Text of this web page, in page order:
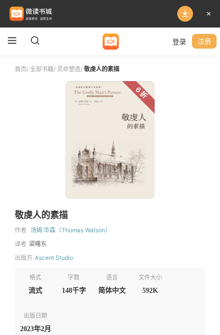
登录 注册
首页/ 全部书籍/ 灵命塑造/ 敬虔人的素描
6 折
敬虔人的素描
作者 汤姆·华森（Thomas Watson）
译者 梁曙东
出版方 Ascent Studio
格式
流式
字数
148千字
语言
简体中文
文件大小
592K
出版日期
2023年2月